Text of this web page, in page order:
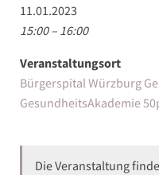
11.01.2023
15:00 – 16:00
Veranstaltungsort
Bürgerspital Würzburg
GesundheitsAkademie
Die Veranstaltung